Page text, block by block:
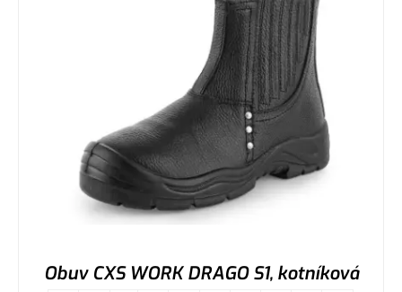
Obuv CXS WORK DRAGO S1, kotníková